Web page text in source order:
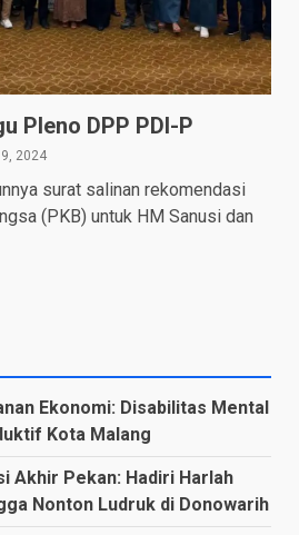
Pleno DPP PDI-P
2024
surat salinan rekomendasi
(PKB) untuk HM Sanusi dan
Ekonomi: Disabilitas Mental
Kota Malang
Akhir Pekan: Hadiri Harlah
Nonton Ludruk di Donowarih